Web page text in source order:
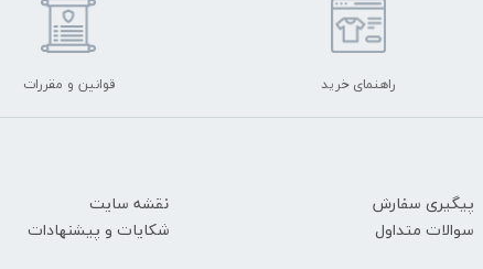
راهنمای خرید قوانین و مقررات
پیگیری سفارش
نقشه سایت
سوالات متداول
شکایات و پیشنهادات